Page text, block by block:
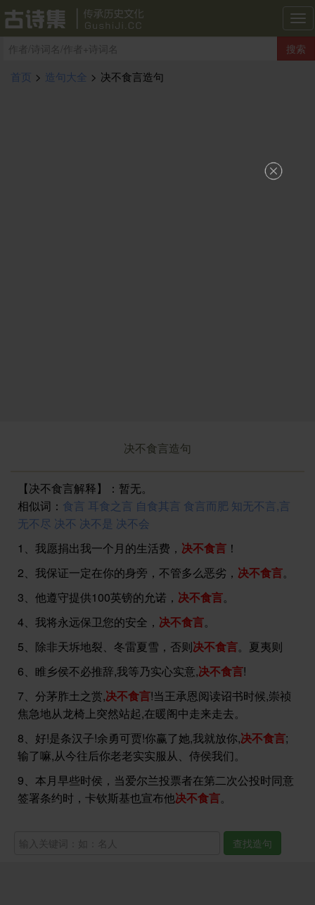
古
诗
集
搜索
首页 > 造句大全 > 决不食言造句
决不食言造句
【决不食言解释】：暂无。
相似词： 食言 耳食之言 自食其言 食言而肥 知无不言,言
无不尽 决不 决不是 决不会
1、我愿捐出我一个月的生活费， 决不食言 ！
2、我保证一定在你的身旁，不管多么恶劣， 决不食言。
3、他遵守提供100英镑的允诺， 决不食言。
4、我将永远保卫您的安全， 决不食言。
5、除非天坼地裂、冬雷夏雪，否则决不食言。夏夷则
6、睢乡侯不必推辞,我等乃实心实意,决不食言!
7、分茅胙土之赏,决不食言!当王承恩阅读诏书时候,崇祯
焦急地从龙椅上突然站起,在暖阁中走来走去。
8、好!是条汉子!余勇可贾!你赢了她,我就放你,决不食言;
输了嘛,从今往后你老老实实服从、侍侯我们。
9、本月早些时侯，当爱尔兰投票者在第二次公投时同意
签署条约时，卡钦斯基也宣布他决不食言。